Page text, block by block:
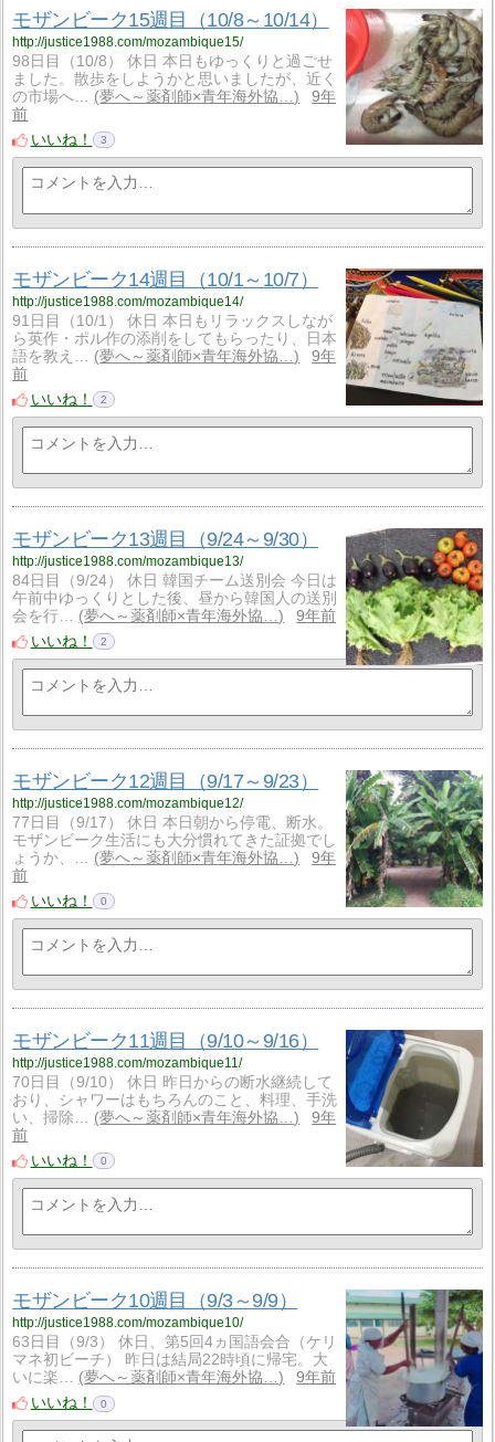
モザンビーク15週目（10/8～10/14）
http://justice1988.com/mozambique15/
98日目（10/8） 休日 本日もゆっくりと過ごせ
ました。散歩をしようかと思いましたが、近く
の市場へ…
夢へ～薬剤師×青年海外協…
9年
前
いいね！
3
モザンビーク14週目（10/1～10/7）
http://justice1988.com/mozambique14/
91日目（10/1） 休日 本日もリラックスしなが
ら英作・ポル作の添削をしてもらったり、日本
語を教え…
夢へ～薬剤師×青年海外協…
9年
前
いいね！
2
モザンビーク13週目（9/24～9/30）
http://justice1988.com/mozambique13/
84日目（9/24） 休日 韓国チーム送別会 今日は
午前中ゆっくりとした後、昼から韓国人の送別
会を行…
夢へ～薬剤師×青年海外協…
9年前
いいね！
2
モザンビーク12週目（9/17～9/23）
http://justice1988.com/mozambique12/
77日目（9/17） 休日 本日朝から停電、断水。
モザンビーク生活にも大分慣れてきた証拠でし
ょうか、…
夢へ～薬剤師×青年海外協…
9年
前
いいね！
0
モザンビーク11週目（9/10～9/16）
http://justice1988.com/mozambique11/
70日目（9/10） 休日 昨日からの断水継続して
おり、シャワーはもちろんのこと、料理、手洗
い、掃除…
夢へ～薬剤師×青年海外協…
9年
前
いいね！
0
モザンビーク10週目（9/3～9/9）
http://justice1988.com/mozambique10/
63日目（9/3） 休日、第5回4ヵ国語会合（ケリ
マネ初ビーチ） 昨日は結局22時頃に帰宅。大
いに楽…
夢へ～薬剤師×青年海外協…
9年前
いいね！
0